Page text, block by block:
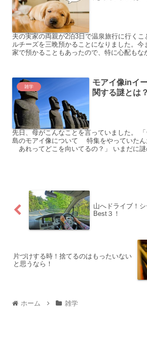
夫の実家の両親が2泊3日で温泉旅行に行く
ルチーズを三晩預かることになりました。今
家で預かることもあったので、特に心配もな
雑学
モアイ像inイ
関する謎とは？
先日、母がこんなことを言っていました。
島のモアイ像について 特集をやっていたん
あれってどこを向いてるの？」 いまだに
山へドライブ！
Best３！
片づけする時！捨てるのはもったいない
と思うなら！
ホーム 雑学